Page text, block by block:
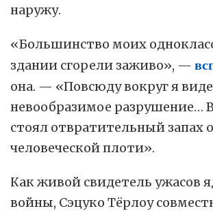
наружу.
«Большинство моих
здании сгорели заживо», —
она. — «Повсюду вокруг я
невообразимое разрушение…
стоял отвратительный запах
человеческой плоти».
Как живой свидетель ужасов
войны, Сэцуко Тёрлоу